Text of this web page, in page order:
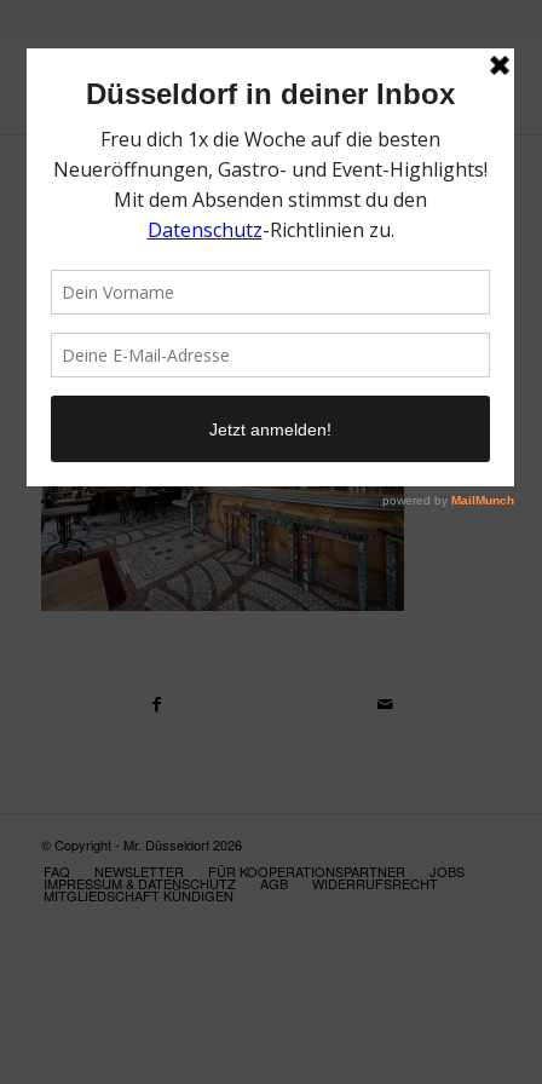
Robert. | Top Kürbis-Tipps in Düsseldorf &
© Copyright - Mr. Düsseldorf 2026
FAQ
NEWSLETTER FÜR KOOPERATIONSPARTNER JOBS
IMPRESSUM & DATENSCHUTZ AGB WIDERRUFSRECHT
MITGLIEDSCHAFT KÜNDIGEN